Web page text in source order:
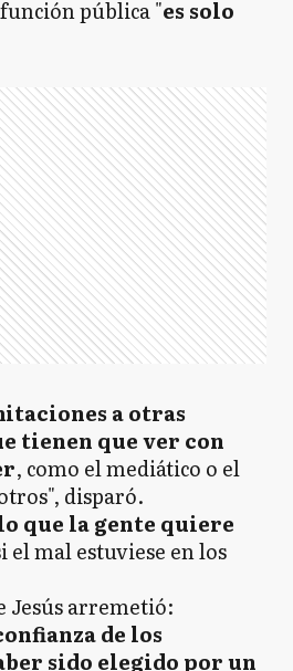
pública "es solo
a otras
tienen que ver con
, como el mediático o el
disparó.
que la gente quiere
el mal estuviese en los
Jesús arremetió:
de los
sido elegido por un